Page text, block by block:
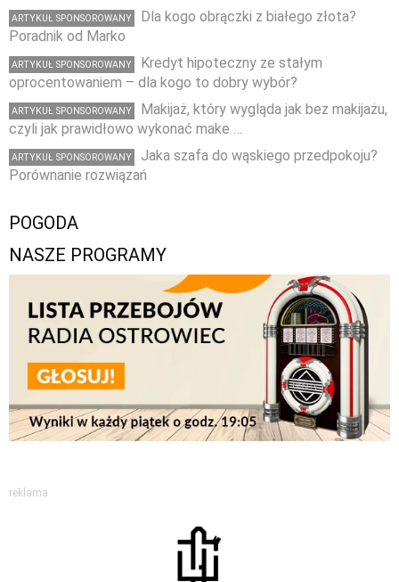
ARTYKUŁ SPONSOROWANY
Dla kogo obrączki z białego złota?
Poradnik od Marko
ARTYKUŁ SPONSOROWANY
Kredyt hipoteczny ze stałym
oprocentowaniem – dla kogo to dobry wybór?
ARTYKUŁ SPONSOROWANY
Makijaż, który wygląda jak bez makijażu,
czyli jak prawidłowo wykonać make …
ARTYKUŁ SPONSOROWANY
Jaka szafa do wąskiego przedpokoju?
Porównanie rozwiązań
POGODA
NASZE PROGRAMY
reklama